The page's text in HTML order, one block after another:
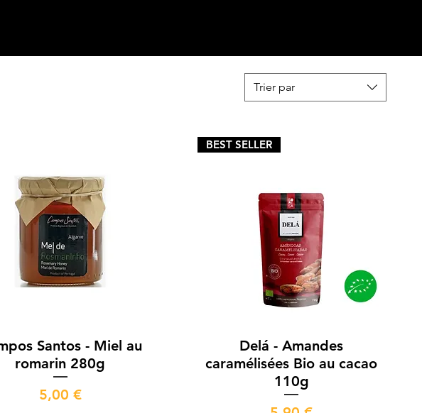
Trier par
Aperçu rapide
Santos - Miel au
romarin 280g
Prix
5,00 €
Aperçu rapide
BEST SELLER
Delá - Amandes
caramélisées Bio au cacao
110g